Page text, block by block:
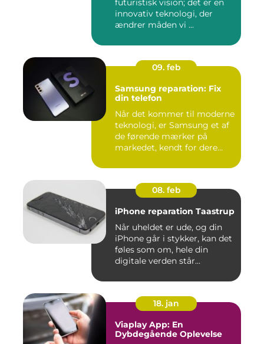
futuristisk vision; det er en
innovativ teknologi, der
ændrer måden vi ...
09. feb
Samsung reparation: Fix
din telefon
Når det kommer til moderne
teknologi, er Samsung et af
de førende mærker på
markedet, kendt for dere...
08. feb
iPhone reparation Taastrup
Når uheldet er ude, og din
iPhone går i stykker, kan det
føles som om, hele din
digitale verden står...
18. jan
Viaplay App: En
Dybdegående Oplevelse